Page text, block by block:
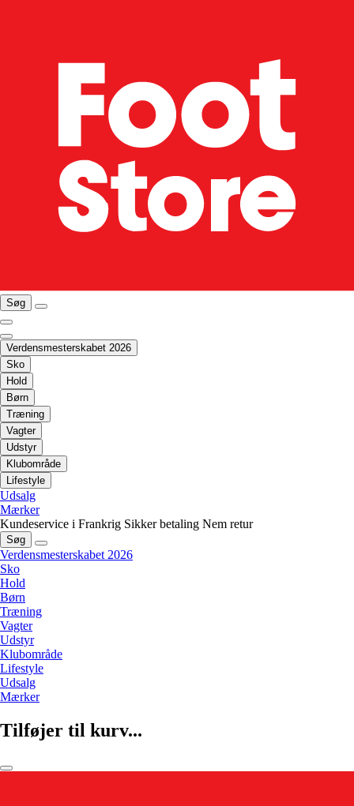
Søg
Verdensmesterskabet 2026
Sko
Hold
Børn
Træning
Vagter
Udstyr
Klubområde
Lifestyle
Udsalg
Mærker
Kundeservice i Frankrig Sikker betaling Nem retur
Søg
Verdensmesterskabet 2026
Sko
Hold
Børn
Træning
Vagter
Udstyr
Klubområde
Lifestyle
Udsalg
Mærker
Tilføjer til kurv...